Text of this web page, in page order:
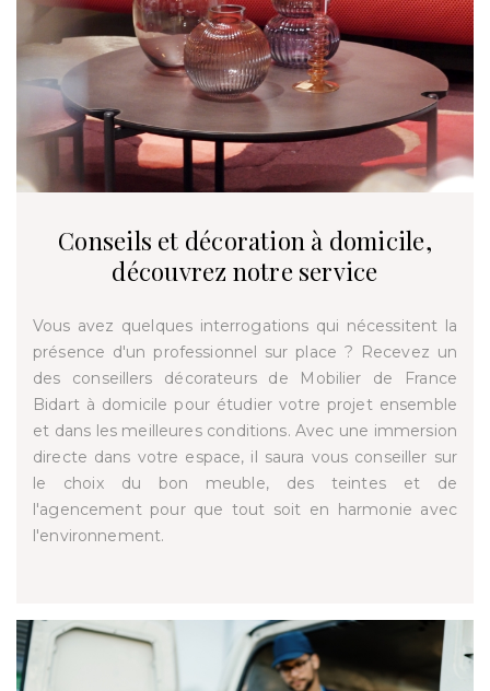
Conseils et décoration à domicile,
découvrez notre service
Vous avez quelques interrogations qui nécessitent la
présence d'un professionnel sur place ? Recevez un
des conseillers décorateurs de Mobilier de France
Bidart à domicile pour étudier votre projet ensemble
et dans les meilleures conditions. Avec une immersion
directe dans votre espace, il saura vous conseiller sur
le choix du bon meuble, des teintes et de
l'agencement pour que tout soit en harmonie avec
l'environnement.